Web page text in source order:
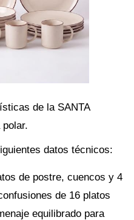
de la SANTA
datos técnicos:
de postre, cuencos y 4
de 16 platos
equilibrado para